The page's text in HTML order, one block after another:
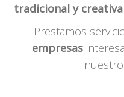
tradicional y
Prestamos
empresas